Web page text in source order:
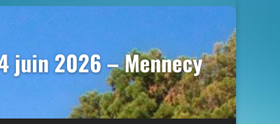
juin 2026 – Mennecy